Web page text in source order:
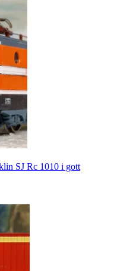
SJ Rc 1010 i gott